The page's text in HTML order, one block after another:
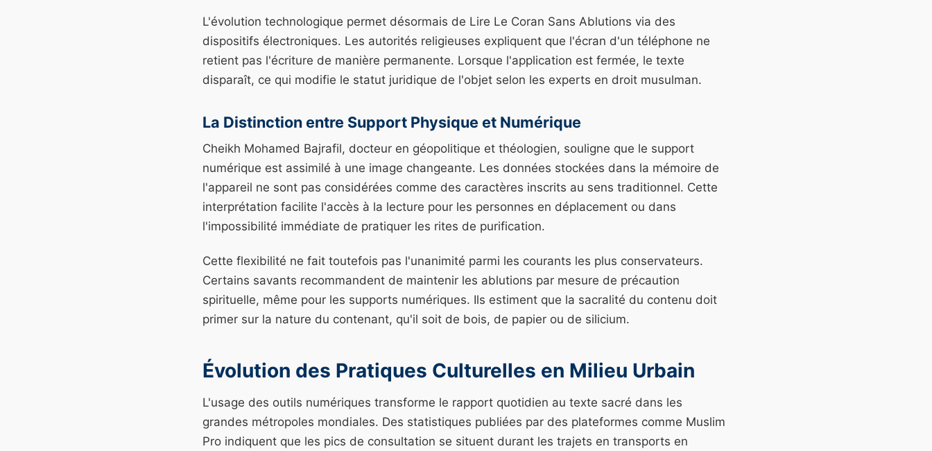
L'évolution technologique permet désormais de Lire Le Coran Sans Ablutions via des
dispositifs électroniques. Les autorités religieuses expliquent que l'écran d'un téléphone ne
retient pas l'écriture de manière permanente. Lorsque l'application est fermée, le texte
disparaît, ce qui modifie le statut juridique de l'objet selon les experts en droit musulman.
La Distinction entre Support Physique et Numérique
Cheikh Mohamed Bajrafil, docteur en géopolitique et théologien, souligne que le support
numérique est assimilé à une image changeante. Les données stockées dans la mémoire de
l'appareil ne sont pas considérées comme des caractères inscrits au sens traditionnel. Cette
interprétation facilite l'accès à la lecture pour les personnes en déplacement ou dans
l'impossibilité immédiate de pratiquer les rites de purification.
Cette flexibilité ne fait toutefois pas l'unanimité parmi les courants les plus conservateurs.
Certains savants recommandent de maintenir les ablutions par mesure de précaution
spirituelle, même pour les supports numériques. Ils estiment que la sacralité du contenu doit
primer sur la nature du contenant, qu'il soit de bois, de papier ou de silicium.
Évolution des Pratiques Culturelles en Milieu Urbain
L'usage des outils numériques transforme le rapport quotidien au texte sacré dans les
grandes métropoles mondiales. Des statistiques publiées par des plateformes comme Muslim
Pro indiquent que les pics de consultation se situent durant les trajets en transports en